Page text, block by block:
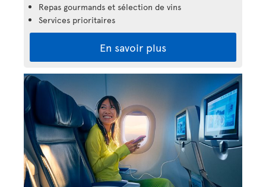
Repas gourmands et sélection de vins
Services prioritaires
En savoir plus